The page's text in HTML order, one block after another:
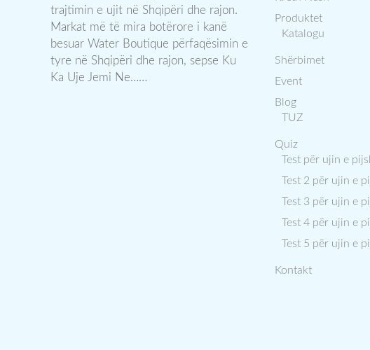
trajtimin e ujit në Shqipëri dhe rajon.
Markat më të mira botërore i kanë
besuar Water Boutique përfaqësimin e
tyre në Shqipëri dhe rajon, sepse Ku
Ka Uje Jemi Ne……
Produktet
Katalogu
Shërbimet
Event
Blog
TUZ
Quiz
Test për ujin e
Test 2 për ujin e
Test 3 për ujin e
Test 4 për ujin e
Test 5 për ujin e
Kontakt